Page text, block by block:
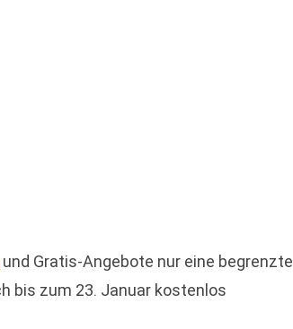
und Gratis-Angebote nur eine begrenzte
bis zum 23. Januar kostenlos